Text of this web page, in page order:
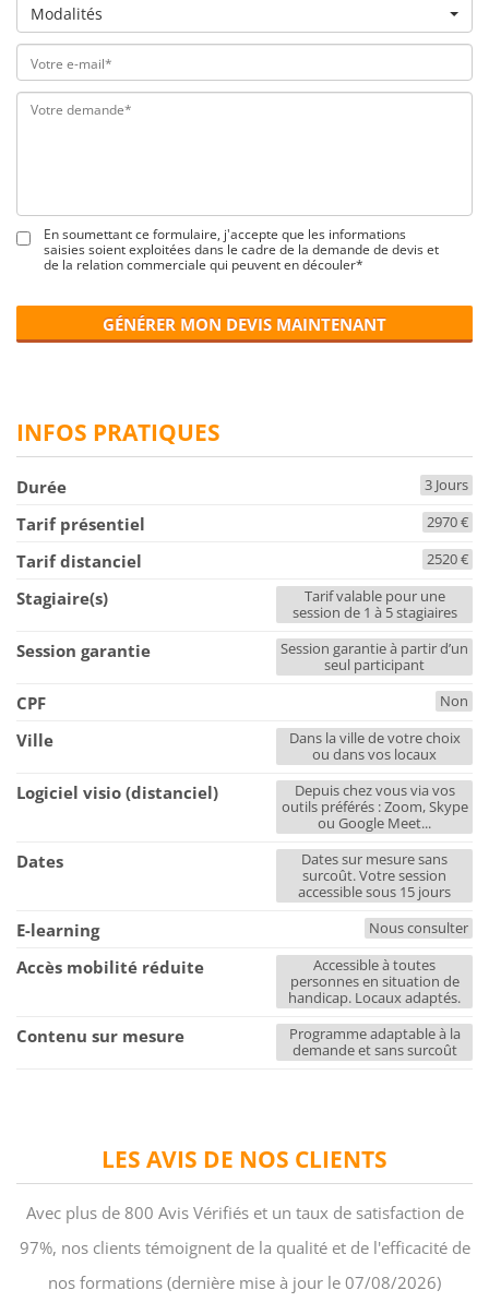
LES AVIS DE NOS CLIENTS
Avec plus de 800 Avis Vérifiés et un taux de satisfaction de
97%, nos clients témoignent de la qualité et de l'efficacité de
nos formations (dernière mise à jour le 07/08/2026)
Modalités
En soumettant ce formulaire, j'accepte que les informations
saisies soient exploitées dans le cadre de la demande de devis et
de la relation commerciale qui peuvent en découler*
GÉNÉRER MON DEVIS MAINTENANT
INFOS PRATIQUES
Durée 3 Jours
Tarif présentiel 2970 €
Tarif distanciel 2520 €
Stagiaire(s)
Tarif valable pour une
session de 1 à 5 stagiaires
Session garantie
Session garantie à partir d’un
seul participant
CPF Non
Ville
Dans la ville de votre choix
ou dans vos locaux
Logiciel visio (distanciel)
Depuis chez vous via vos
outils préférés : Zoom, Skype
ou Google Meet...
Dates
Dates sur mesure sans
surcoût. Votre session
accessible sous 15 jours
E-learning Nous consulter
Accès mobilité réduite
Accessible à toutes
personnes en situation de
handicap. Locaux adaptés.
Contenu sur mesure
Programme adaptable à la
demande et sans surcoût